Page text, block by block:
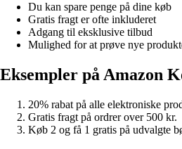
Du kan spare penge på dine køb
Gratis fragt er ofte inkluderet
Adgang til eksklusive tilbud
Mulighed for at prøve nye
Eksempler på Amazon
20% rabat på alle elektroniske
Gratis fragt på ordrer over 500 kr.
Køb 2 og få 1 gratis på udvalgte